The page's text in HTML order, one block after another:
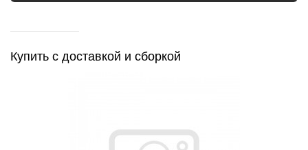
Купить с доставкой и сборкой